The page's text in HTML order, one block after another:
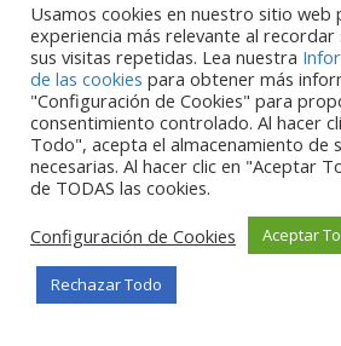
Financiado por la Unión Europea –
embargo, los puntos de vista y las
opiniones expresadas son únicamente
no reflejan necesariamente los de
la Unión Europea o la Comisión
la Comisión Europea pueden ser
consideradas responsables de las
Usamos cookies en nuestro sitio web
experiencia más relevante al recordar
sus visitas repetidas. Lea nuestra
de las cookies para obtener más
"Configuración de Cookies" para
consentimiento controlado. Al hacer
Todo", acepta el almacenamiento de
necesarias. Al hacer clic en "Aceptar
de TODAS las cookies.
Configuración de Cookies
Aceptar
Rechazar Todo